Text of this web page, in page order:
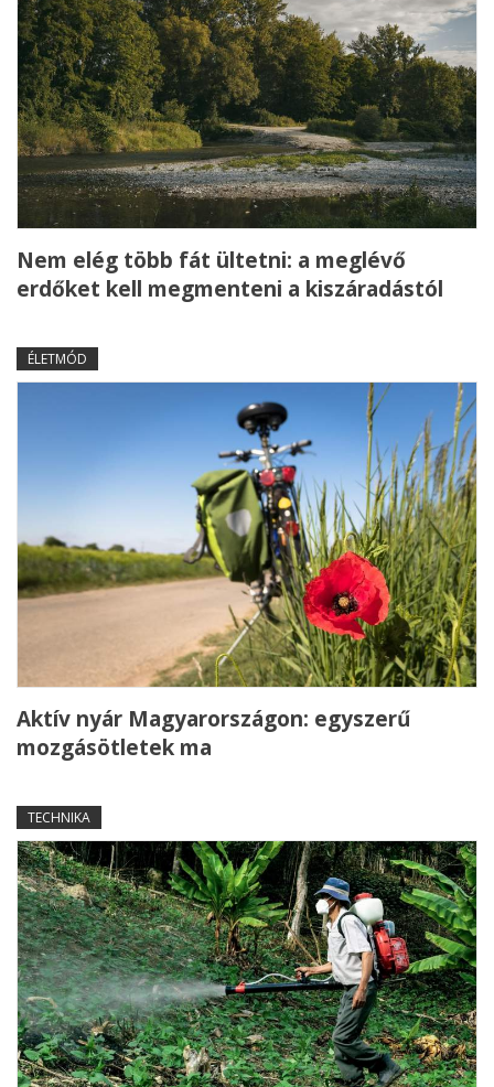
Nem elég több fát ültetni: a meglévő
erdőket kell megmenteni a kiszáradástól
ÉLETMÓD
Aktív nyár Magyarországon: egyszerű
mozgásötletek ma
TECHNIKA